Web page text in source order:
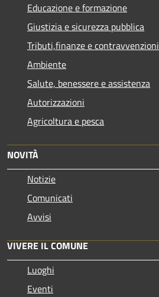
Educazione e formazione
Giustizia e sicurezza pubblica
Tributi,finanze e contravvenzioni
Ambiente
Salute, benessere e assistenza
Autorizzazioni
Agricoltura e pesca
NOVITÀ
Notizie
Comunicati
Avvisi
VIVERE IL COMUNE
Luoghi
Eventi